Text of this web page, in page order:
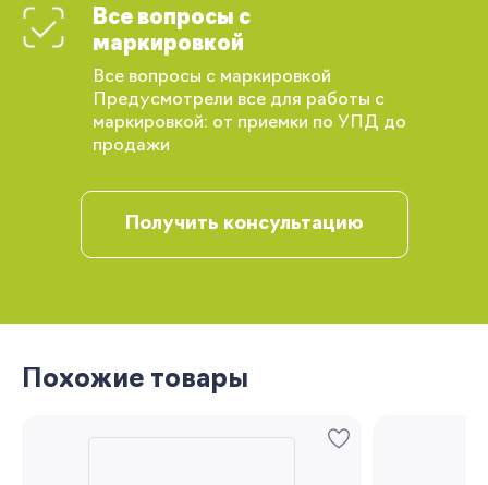
Все вопросы с
маркировкой
Все вопросы с маркировкой
Предусмотрели все для работы с
маркировкой: от приемки по УПД до
продажи
Получить консультацию
Похожие товары
Вы сможете отслеживать статус своих
заказов и получать индивидуальные
рекомендации